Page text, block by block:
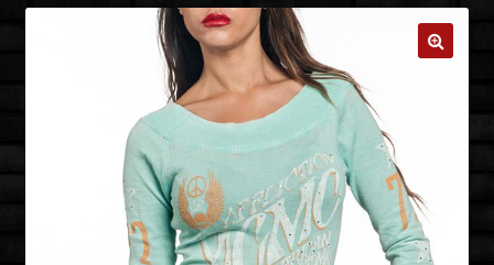
ОПЛАТА И ДОСТАВКА
ФРАНЧАЙЗИНГ
МОЙ АККАУНТ